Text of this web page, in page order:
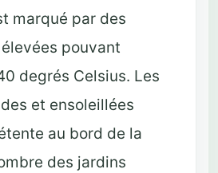
marqué par des
pouvant
degrés Celsius. Les
et ensoleillées
au bord de la
des jardins